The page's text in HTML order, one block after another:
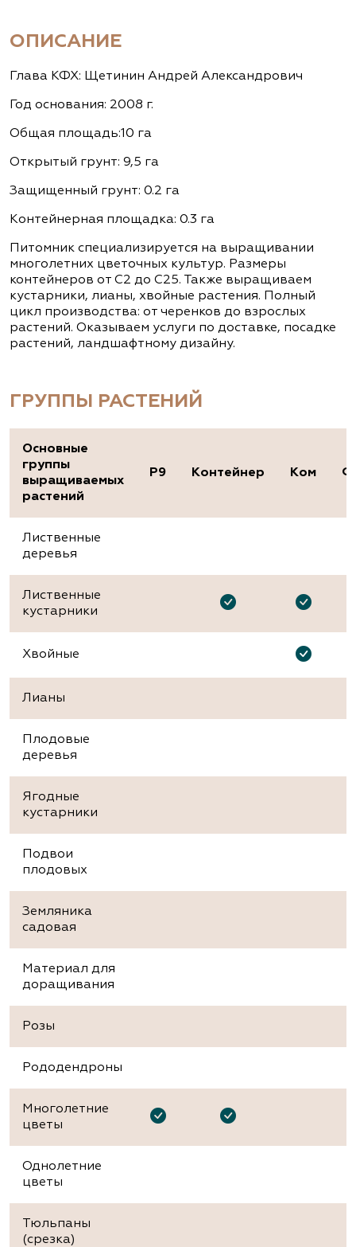
ОПИСАНИЕ
Глава КФХ: Щетинин Андрей Александрович
Год основания: 2008 г.
Общая площадь:10 га
Открытый грунт: 9,5 га
Защищенный грунт: 0.2 га
Контейнерная площадка: 0.3 га
Питомник специализируется на выращивании
многолетних цветочных культур. Размеры
контейнеров от С2 до С25. Также выращиваем
кустарники, лианы, хвойные растения. Полный
цикл производства: от черенков до взрослых
растений. Оказываем услуги по доставке, посадке
растений, ландшафтному дизайну.
ГРУППЫ РАСТЕНИЙ
Основные
группы
выращиваемых
растений
P9 Контейнер Ком
Лиственные
деревья
Лиственные
кустарники
Хвойные
Лианы
Плодовые
деревья
Ягодные
кустарники
Подвои
плодовых
Земляника
садовая
Материал для
доращивания
Розы
Рододендроны
Многолетние
цветы
Однолетние
цветы
Тюльпаны
(срезка)